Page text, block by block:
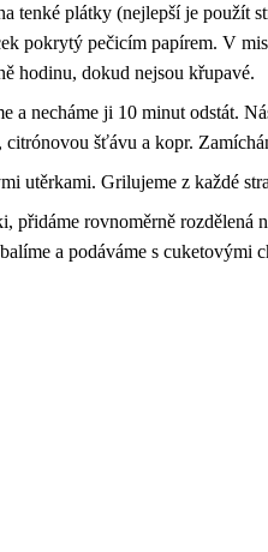
tenké plátky (nejlepší je použít
pokrytý pečicím papírem. V
hodinu, dokud nejsou křupavé.
a necháme ji 10 minut odstát.
šťávu a kopr.
utěrkami. Grilujeme z každé
přidáme rovnoměrně rozdělená
a podáváme s cuketovými